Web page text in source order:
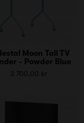
Moon Tall TV
- Powder Blue
2 700,00 kr